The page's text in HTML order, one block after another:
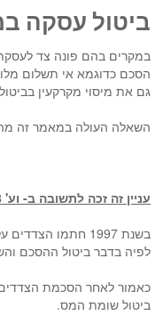
ביטול עסקה
במקרים בהם פונה צד
הסכם כדוגמא אי תשלום
גם את מיסוי מקרקעין
השאלה העולה במאמר זה מה
עניין זה זכה לתשובה ב- וע' 2359-10-18 פרימן נ' מנהל מיסוי מקרקעין נצרת:
בשנת 1997 חתמו
לפיה בדבר ביטול ההסכם
כאמור לאחר הסכמת
ביטול שומת המס.